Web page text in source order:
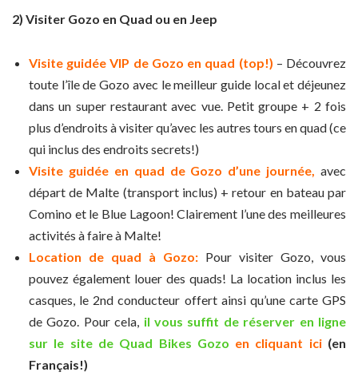
2) Visiter Gozo en Quad ou en Jeep
Visite guidée VIP de Gozo en quad (top!) – Découvrez
toute l’île de Gozo avec le meilleur guide local et déjeunez
dans un super restaurant avec vue. Petit groupe + 2 fois
plus d’endroits à visiter qu’avec les autres tours en quad (ce
qui inclus des endroits secrets!)
Visite guidée en quad de Gozo d’une journée, avec
départ de Malte (transport inclus) + retour en bateau par
Comino et le Blue Lagoon! Clairement l’une des meilleures
activités à faire à Malte!
Location de quad à Gozo: Pour visiter Gozo, vous
pouvez également louer des quads! La location inclus les
casques, le 2nd conducteur offert ainsi qu’une carte GPS
de Gozo. Pour cela, il vous suffit de réserver en ligne
sur le site de Quad Bikes Gozo en cliquant ici (en
Français!)